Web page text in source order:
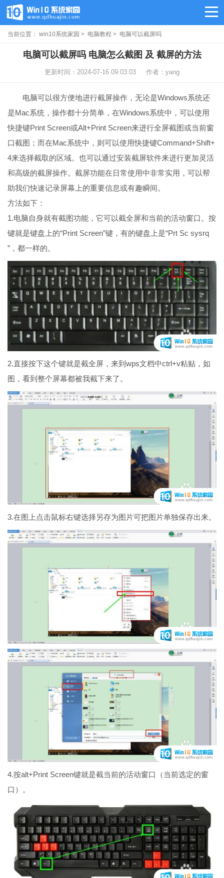
当前位置： win10系统家园 > 电脑教程 > 电脑可以截屏吗
电脑可以截屏吗 电脑怎么截图 及 截屏的方法
更新时间：2024-07-16 09:03:03 作者：yang
电脑可以很方便地进行截屏操作，无论是Windows系统还
是Mac系统，操作都十分简单，在Windows系统中，可以使用
快捷键Print Screen或Alt+Print Screen来进行全屏截图或当前窗
口截图；而在Mac系统中，则可以使用快捷键Command+Shift+
4来选择截取的区域。也可以通过安装截屏软件来进行更加灵活
和高级的截屏操作。截屏功能在日常使用中非常实用，可以帮
助我们快速记录屏幕上的重要信息或有趣瞬间。
方法如下：
1.电脑自身就有截图功能，它可以截全屏和当前的活动窗口。按
键就是键盘上的“Print Screen”键，有的键盘上是“Prt Sc sysrq
”，都一样的。
2.直接按下这个键就是截全屏，来到wps文档中ctrl+v粘贴，如
图，看到整个屏幕都被我截下来了。
3.在图上点击鼠标右键选择另存为图片可把图片单独保存出来。
4.按alt+Print Screen键就是截当前的活动窗口（当前选定的窗
口）。